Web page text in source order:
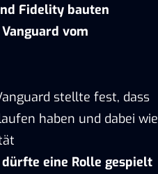
Fidelity bauten
vom
stellte fest, dass
haben und dabei wie
eine Rolle gespielt